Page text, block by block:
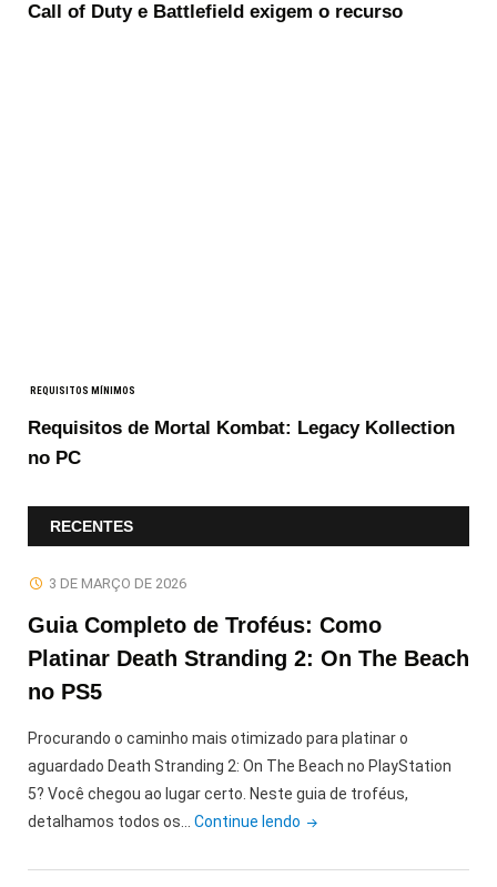
Call of Duty e Battlefield exigem o recurso
REQUISITOS MÍNIMOS
Requisitos de Mortal Kombat: Legacy Kollection
no PC
RECENTES
3 DE MARÇO DE 2026
Guia Completo de Troféus: Como
Platinar Death Stranding 2: On The Beach
no PS5
Procurando o caminho mais otimizado para platinar o
aguardado Death Stranding 2: On The Beach no PlayStation
5? Você chegou ao lugar certo. Neste guia de troféus,
detalhamos todos os… Continue lendo "Guia
de